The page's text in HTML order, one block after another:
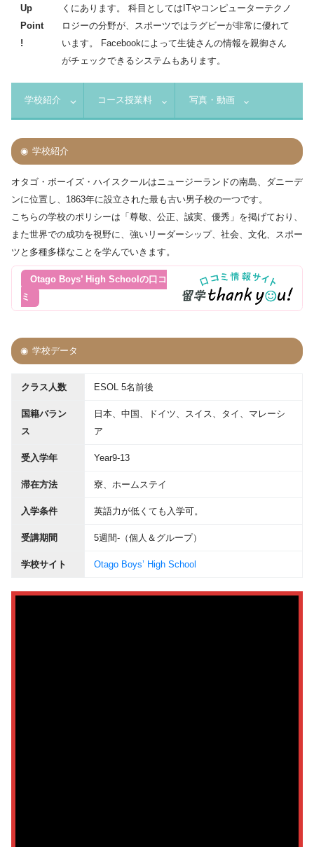
Up
Point
!
くにあります。 科目としてはITやコンピューターテクノ
ロジーの分野が、スポーツではラグビーが非常に優れて
います。 Facebookによって生徒さんの情報を親御さん
がチェックできるシステムもあります。
学校紹介 コース授業料 写真・動画
学校紹介
オタゴ・ボーイズ・ハイスクールはニュージーランドの南島、ダニーデ
ンに位置し、1863年に設立された最も古い男子校の一つです。
こちらの学校のポリシーは「尊敬、公正、誠実、優秀」を掲げており、
また世界での成功を視野に、強いリーダーシップ、社会、文化、スポー
ツと多種多様なことを学んでいきます。
Otago Boys’ High Schoolの口コ
ミ
学校データ
クラス人数 ESOL 5名前後
国籍バラン
ス
日本、中国、ドイツ、スイス、タイ、マレーシ
ア
受入学年 Year9-13
滞在方法 寮、ホームステイ
入学条件 英語力が低くても入学可。
受講期間 5週間-（個人＆グループ）
学校サイト Otago Boys’ High School